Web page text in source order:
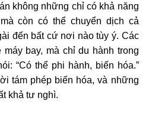
không những chỉ có khả năng
còn có thể chuyển dịch cả
đến bất cứ nơi nào tùy ý. Các
bay, mà chỉ du hành trong
“Có thể phi hành, biến hóa.”
tám phép biến hóa, và những
khả tư nghì.